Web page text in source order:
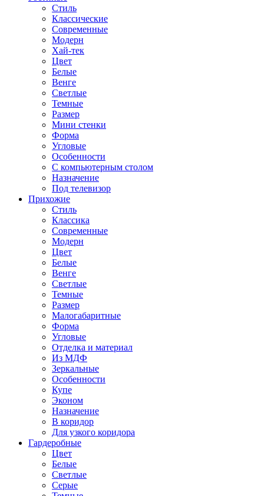
Стиль
Классические
Современные
Модерн
Хай-тек
Цвет
Белые
Венге
Светлые
Темные
Размер
Мини стенки
Форма
Угловые
Особенности
С компьютерным столом
Назначение
Под телевизор
Прихожие
Стиль
Классика
Современные
Модерн
Цвет
Белые
Венге
Светлые
Темные
Размер
Малогабаритные
Форма
Угловые
Отделка и материал
Из МДФ
Зеркальные
Особенности
Купе
Эконом
Назначение
В коридор
Для узкого коридора
Гардеробные
Цвет
Белые
Светлые
Серые